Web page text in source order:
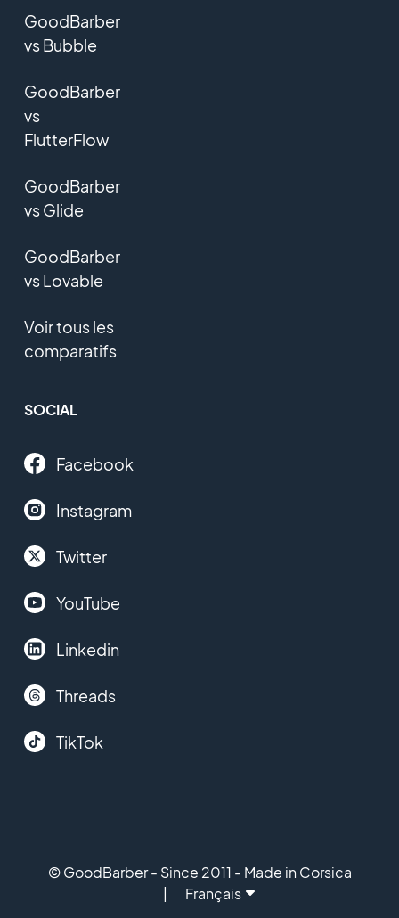
GoodBarber
vs Bubble
GoodBarber
vs
FlutterFlow
GoodBarber
vs Glide
GoodBarber
vs Lovable
Voir tous les
comparatifs
SOCIAL
Facebook
Instagram
Twitter
YouTube
Linkedin
Threads
TikTok
© GoodBarber - Since 2011 - Made in Corsica
Français